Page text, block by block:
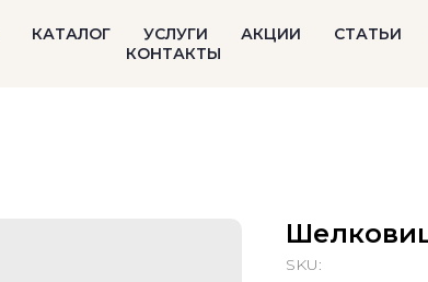
КАТАЛОГ УСЛУГИ АКЦИИ СТАТЬИ
КОНТАКТЫ
SKU: